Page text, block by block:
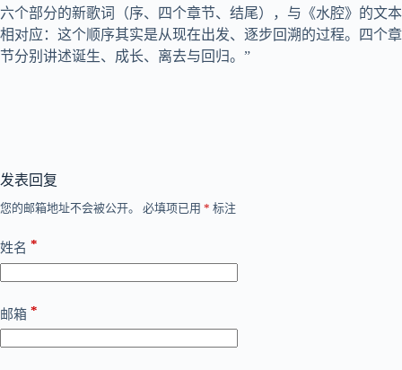
六个部分的新歌词（序、四个章节、结尾），与《水腔》的文本
相对应：这个顺序其实是从现在出发、逐步回溯的过程。四个章
节分别讲述诞生、成长、离去与回归。”
发表回复
您的邮箱地址不会被公开。 必填项已用 * 标注
姓名 *
邮箱 *